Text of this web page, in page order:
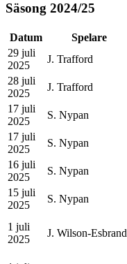
Säsong 2024/25
Datum Spelare
29 juli
2025
J. Trafford
28 juli
2025
J. Trafford
17 juli
2025
S. Nypan
17 juli
2025
S. Nypan
16 juli
2025
S. Nypan
15 juli
2025
S. Nypan
1 juli
2025
J. Wilson-Esbrand